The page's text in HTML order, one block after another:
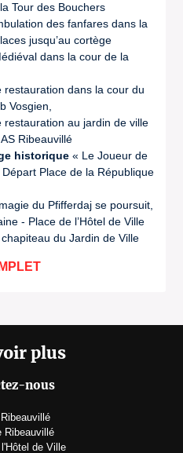
Tour des Bouchers
des fanfares dans la
jusqu’au cortège
dans la cour de la
restauration dans la cour du
Vosgien,
restauration au jardin de ville
Ribeauvillé
historique « Le Joueur de
Place de la République
du Pfifferdaj se poursuit,
- Place de l’Hôtel de Ville
du Jardin de Ville
plus
nous
Ribeauvillé
de Ville